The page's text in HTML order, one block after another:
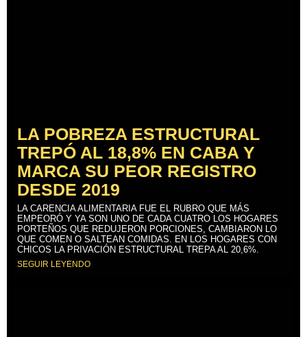
LA POBREZA ESTRUCTURAL
TREPÓ AL 18,8% EN CABA Y
MARCA SU PEOR REGISTRO
DESDE 2019
LA CARENCIA ALIMENTARIA FUE EL RUBRO QUE MÁS
EMPEORÓ Y YA SON UNO DE CADA CUATRO LOS HOGARES
PORTEÑOS QUE REDUJERON PORCIONES, CAMBIARON LO
QUE COMEN O SALTEAN COMIDAS. EN LOS HOGARES CON
CHICOS LA PRIVACIÓN ESTRUCTURAL TREPA AL 20,6%.
SEGUIR LEYENDO